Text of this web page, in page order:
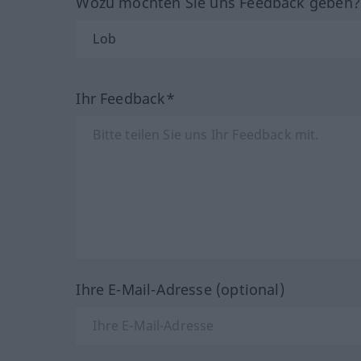
Ihr Feedback*
Ihre E-Mail-Adresse (optional)